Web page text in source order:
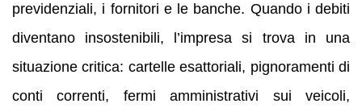
previdenziali, i fornitori e le banche. Quando i debiti
diventano insostenibili, l’impresa si trova in una
situazione critica: cartelle esattoriali, pignoramenti di
conti correnti, fermi amministrativi sui veicoli,